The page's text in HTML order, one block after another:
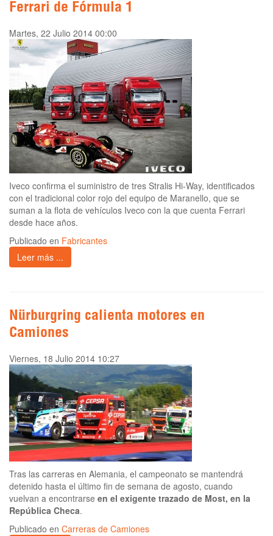
Ferrari de Fórmula 1
Martes, 22 Julio 2014 00:00
Iveco confirma el suministro de tres Stralis Hi-Way, identificados
con el tradicional color rojo del equipo de Maranello, que se
suman a la flota de vehículos Iveco con la que cuenta Ferrari
desde hace años.
Publicado en Fabricantes
Leer más ...
Nürburgring calienta motores en
Camiones
Viernes, 18 Julio 2014 10:27
Tras las carreras en Alemania, el campeonato se mantendrá
detenido hasta el último fin de semana de agosto, cuando
vuelvan a encontrarse en el exigente trazado de Most, en la
República Checa.
Publicado en Carreras de Camiones